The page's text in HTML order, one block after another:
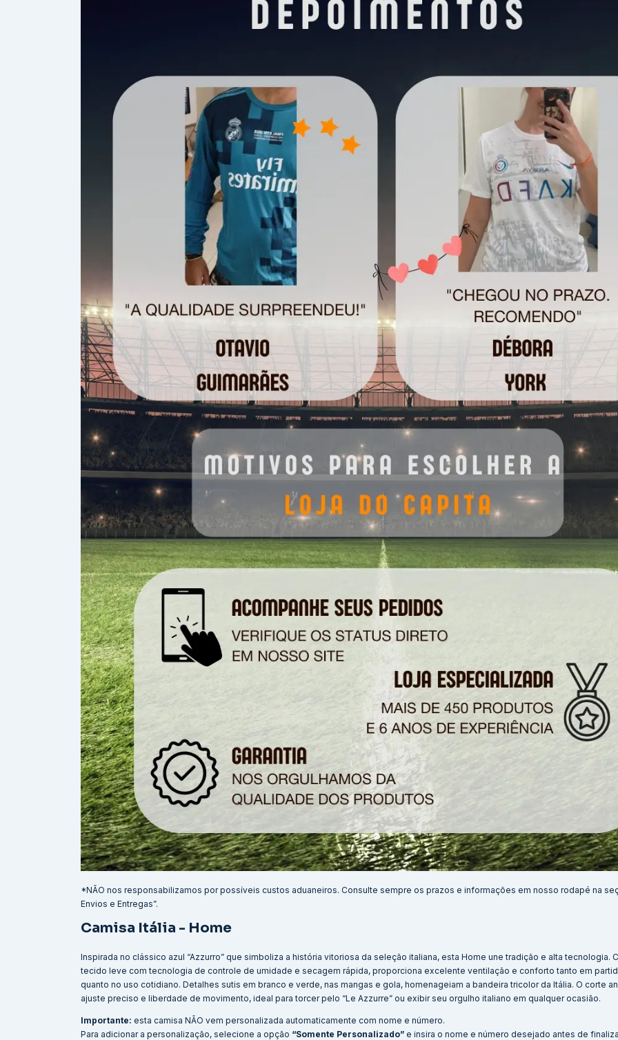
*NÃO nos responsabilizamos por possíveis custos aduaneiros. Consulte sempre os prazos e informações em nosso rodapé na
Envios e Entregas”.
Camisa Itália - Home
Inspirada no clássico azul “Azzurro” que simboliza a história vitoriosa da seleção italiana, esta Home une tradição e alta tecnologia.
tecido leve com tecnologia de controle de umidade e secagem rápida, proporciona excelente ventilação e conforto tanto em
quanto no uso cotidiano. Detalhes sutis em branco e verde, nas mangas e gola, homenageiam a bandeira tricolor da Itália. O corte
ajuste preciso e liberdade de movimento, ideal para torcer pelo “Le Azzurre” ou exibir seu orgulho italiano em qualquer ocasião.
Importante: esta camisa NÃO vem personalizada automaticamente com nome e número.
Para adicionar a personalização, selecione a opção “Somente Personalizado” e insira o nome e número desejado antes de